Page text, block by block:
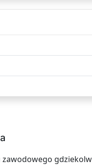
zawodowego